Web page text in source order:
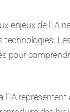
enjeux de l’IA
pour
l’IA